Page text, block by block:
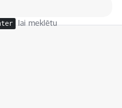
lai meklētu